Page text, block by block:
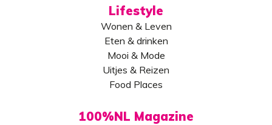
Lifestyle
Wonen & Leven
Eten & drinken
Mooi & Mode
Uitjes & Reizen
Food Places
100%NL Magazine